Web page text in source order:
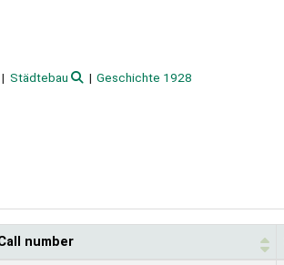
Städtebau
Geschichte 1928
number